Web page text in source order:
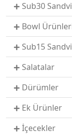
Sub30
Bowl
Sub15
Salatalar
Dürümler
Ek Ürünler
İçecekler